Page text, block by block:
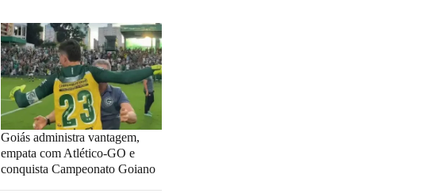
Goiás administra vantagem,
empata com Atlético-GO e
conquista Campeonato Goiano